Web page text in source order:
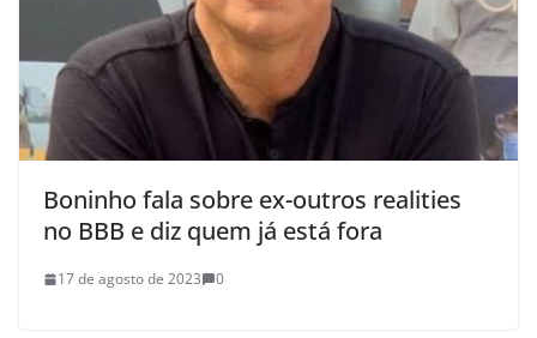
Boninho fala sobre ex-outros realities
no BBB e diz quem já está fora
17 de agosto de 2023 0